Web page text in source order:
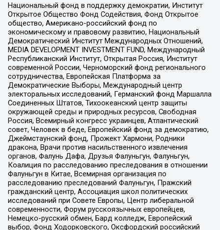
Национальный фонд в поддержку демократии, Институт
Открытое Общество Фонд Содействия, Фонд Открытое
общество, Американо-российский фонд по
экономическому и правовому развитию, Национальный
Демократический Институт Международных Отношений,
MEDIA DEVELOPMENT INVESTMENT FUND, Международный
Республиканский Институт, Открытая Россия, Институт
современной России, Черноморский фонд регионального
сотрудничества, Европейская Платформа за
Демократические Выборы, Международный центр
электоральных исследований, Германский фонд Маршалла
Соединенных Штатов, Тихоокеанский центр защиты
окружающей среды и природных ресурсов, Свободная
Россия, Всемирный конгресс украинцев, Атлантический
совет, Человек в беде, Европейский фонд за демократию,
Джеймстаунский фонд, Прожект Хармони, Родники
дракона, Врачи против насильственного извлечения
органов, Фалунь Дафа, Друзья Фалуньгун, Фалуньгун,
Коалиция по расследованию преследования в отношении
Фалуньгун в Китае, Всемирная организация по
расследованию преследований Фалуньгун, Пражский
гражданский центр, Ассоциация школ политических
исследований при Совете Европы, Центр либеральной
современности, Форум русскоязычных европейцев,
Немецко-русский обмен, Бард колледж, Европейский
выбор, Фонд Ходорковского, Оксфордский российский